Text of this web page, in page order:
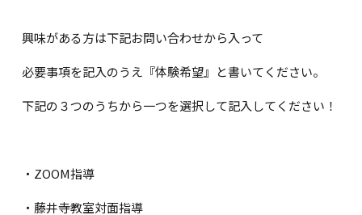
興味がある方は下記お問い合わせから入って
必要事項を記入のうえ『体験希望』と書いてください。
下記の３つのうちから一つを選択して記入してください！
・ZOOM指導
・藤井寺教室対面指導